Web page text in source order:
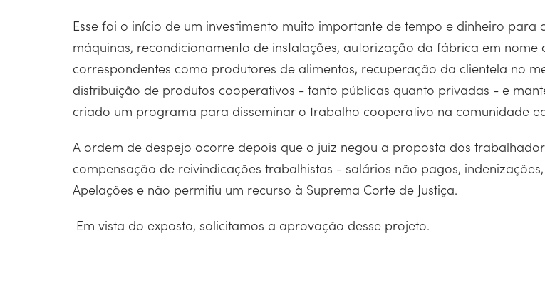
Esse foi o início de um investimento muito importante de tempo e dinheiro
máquinas, recondicionamento de instalações, autorização da fábrica em
correspondentes como produtores de alimentos, recuperação da clientela no
distribuição de produtos cooperativos - tanto públicas quanto privadas - e
criado um programa para disseminar o trabalho cooperativo na comunidade
A ordem de despejo ocorre depois que o juiz negou a proposta dos
compensação de reivindicações trabalhistas - salários não pagos,
Apelações e não permitiu um recurso à Suprema Corte de Justiça.
Em vista do exposto, solicitamos a aprovação desse projeto.